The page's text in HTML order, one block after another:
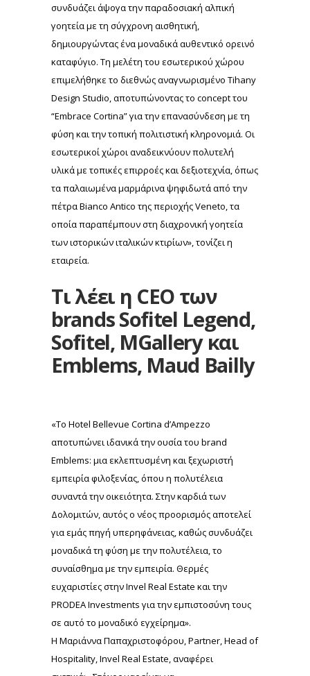
συνδυάζει άψογα την παραδοσιακή αλπική
γοητεία με τη σύγχρονη αισθητική,
δημιουργώντας ένα μοναδικά αυθεντικό ορεινό
καταφύγιο. Τη μελέτη του εσωτερικού χώρου
επιμελήθηκε το διεθνώς αναγνωρισμένο Tihany
Design Studio, αποτυπώνοντας το concept του
“Embrace Cortina” για την επανασύνδεση με τη
φύση και την τοπική πολιτιστική κληρονομιά. Οι
εσωτερικοί χώροι αναδεικνύουν πολυτελή
υλικά με τοπικές επιρροές και δεξιοτεχνία, όπως
τα παλαιωμένα μαρμάρινα ψηφιδωτά από την
πέτρα Bianco Antico της περιοχής Veneto, τα
οποία παραπέμπουν στη διαχρονική γοητεία
των ιστορικών ιταλικών κτιρίων», τονίζει η
εταιρεία.
Τι λέει η CEO των
brands Sofitel Legend,
Sofitel, MGallery και
Emblems, Maud Bailly
«Το Hotel Bellevue Cortina d’Ampezzo
αποτυπώνει ιδανικά την ουσία του brand
Emblems: μια εκλεπτυσμένη και ξεχωριστή
εμπειρία φιλοξενίας, όπου η πολυτέλεια
συναντά την οικειότητα. Στην καρδιά των
Δολομιτών, αυτός ο νέος προορισμός αποτελεί
για εμάς πηγή υπερηφάνειας, καθώς συνδυάζει
μοναδικά τη φύση με την πολυτέλεια, το
συναίσθημα με την εμπειρία. Θερμές
ευχαριστίες στην Invel Real Estate και την
PRODEA Investments για την εμπιστοσύνη τους
σε αυτό το μοναδικό εγχείρημα».
Η Μαριάννα Παπαχριστοφόρου, Partner, Head of
Hospitality, Invel Real Estate, αναφέρει